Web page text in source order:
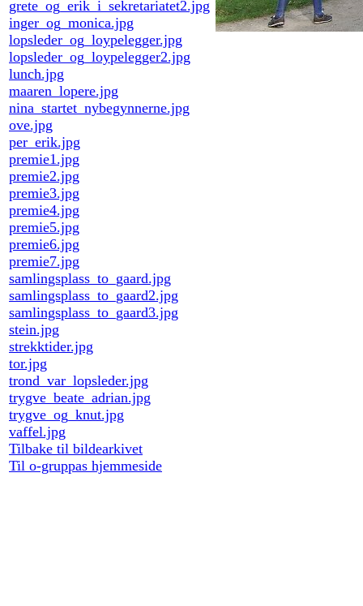
grete_og_erik_i_sekretariatet2.jpg
inger_og_monica.jpg
lopsleder_og_loypelegger.jpg
lopsleder_og_loypelegger2.jpg
lunch.jpg
maaren_lopere.jpg
nina_startet_nybegynnerne.jpg
ove.jpg
per_erik.jpg
premie1.jpg
premie2.jpg
premie3.jpg
premie4.jpg
premie5.jpg
premie6.jpg
premie7.jpg
samlingsplass_to_gaard.jpg
samlingsplass_to_gaard2.jpg
samlingsplass_to_gaard3.jpg
stein.jpg
strekktider.jpg
tor.jpg
trond_var_lopsleder.jpg
trygve_beate_adrian.jpg
trygve_og_knut.jpg
vaffel.jpg
Tilbake til bildearkivet
Til o-gruppas hjemmeside